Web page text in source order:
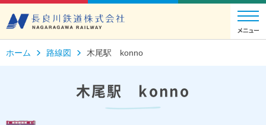
ホーム 路線図 木尾駅 konno
木尾駅 konno